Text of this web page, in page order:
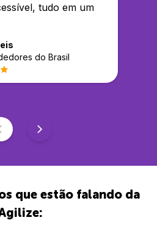
tudo em um
do Brasil
que estão falando da